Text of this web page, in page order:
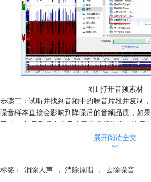
图1 打开音频素材
步骤二：试听并找到音频中的噪音片段并复制
噪音样本直接会影响到降噪后的音频品质，如
干净， 如果取得太多又会导致音频失真。这里
在音频的开端或者末尾去找样本片段可以找到
声音片段中找的样本要么数据太少会导致降噪
展开阅读全文
︾
标签： 消除人声 ， 消除原唱 ， 去除噪音